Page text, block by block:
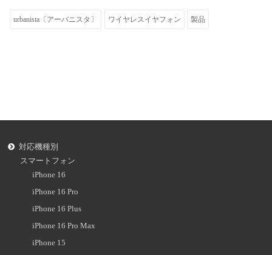
urbanista〔アーバニスタ〕 ワイヤレスイヤフォン 製品
対応機種別
スマートフォン
iPhone 16
iPhone 16 Pro
iPhone 16 Plus
iPhone 16 Pro Max
iPhone 15